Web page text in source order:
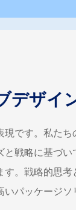
デザイ
現です。私た
と戦略に基づ
す。戦略的思
パッケージソ